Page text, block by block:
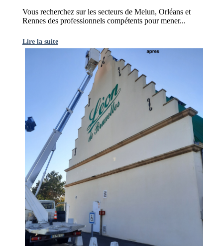
Vous recherchez sur les secteurs de Melun, Orléans et
Rennes des professionnels compétents pour mener...
Lire la suite